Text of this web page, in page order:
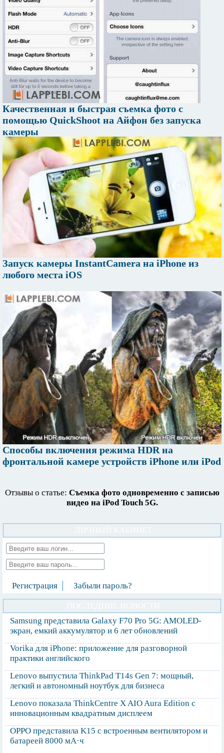
Качественная и быстрая съемка фото с
помощью QuickShoot на Айфон без запуска
камеры
Запуск камеры InstantCamera на iPhone из
любого места iOS
Способы включения режима HDR на
фронтальной камере устройств iPhone или iPod
Отзывы о статье: Съемка фото одновременно с записью
видео на iPod Touch 5G.
Регистрация Забыли пароль?
Samsung представила Galaxy F70 Pro 5G: AMOLED-
экран, емкий аккумулятор и 6 лет обновлений
Vorika для iPhone: приложение для разговорной
практики английского
Lenovo выпустила ThinkPad T14s Gen 7: мощный,
легкий и автономный ноутбук для бизнеса
Lenovo показала ThinkCentre X AIO Aura Edition с
инновационным квадратным дисплеем
OPPO представила K15 с встроенным вентилятором и
батареей 8000 мА·ч